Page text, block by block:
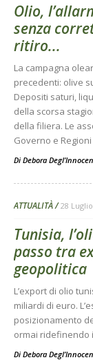
Olio,
senza
ritiro...
La campagna
precedenti: olive
Depositi saturi,
della scorsa
della filiera. Le
Governo e Regioni
Di Debora
ATTUALITÀ 28
Tunisia,
passo tra
geopolitica
L’export di olio
miliardi di euro.
posizionamento
ormai ridefinendo
Di Debora